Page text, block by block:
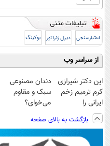
اعتبارسنجی دیزل ژنراتور بوکینگ
از سراسر وب
این دکتر شیرازی
کرم ترمیم زخم
ایرانی را
ساخت!!!
دندان مصنوعی
سبک و مقاوم
می‌خوای؟
هم داریم!😍 |
📍تهران
بازگشت به بالای صفحه